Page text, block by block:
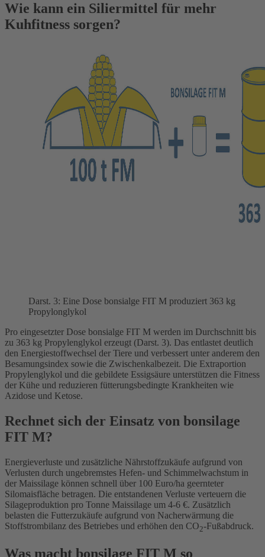
Wie kann ein Siliermittel für mehr
Kuhfitness sorgen?
Darst. 3: Eine Dose bonsialge FIT M produziert 363 kg
Propylonglykol
Pro eingesetzter Dose bonsialge FIT M werden im Durchschnitt bis
zu 363 kg Propylenglykol erzeugt (Darst. 3). Das entlastet deutlich
den Energiestoffwechsel der Tiere und verbessert unter anderem den
Besamungsindex sowie die Zwischenkalbezeit. Die Extraportion
Propylenglykol und die gebildete Essigsäure unterstützen die Fitness
der Kühe und reduzieren fütterungsbedingte Krankheiten wie
Azidose und Ketose.
Rechnet sich der Einsatz von bonsilage
FIT M?
Energieverluste und zusätzliche Nährstoffzukäufe aufgrund von
Verlusten durch ungebremstes Hefen- und Schimmelwachstum in
der Maissilage können schnell über 100 Euro/ha geernteter
Silomaisfläche betragen. Die entstandenen Verluste verteuern die
Silageproduktion pro Tonne Maissilage um 4-6 €. Zusätzlich
belasten die Futterzukäufe aufgrund von Nacherwärmung die
Stoffstrombilanz des Betriebes und erhöhen den CO2-Fußabdruck.
Was macht bonsilage FIT M so